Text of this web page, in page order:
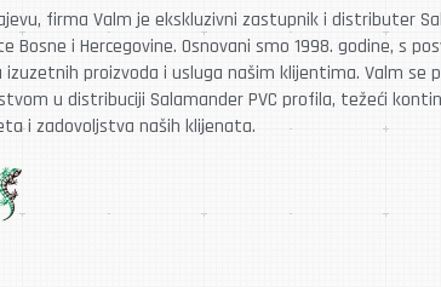
firma Valm je ekskluzivni zastupnik i distributer
Bosne i Hercegovine. Osnovani smo 1998. godine, s
proizvoda i usluga našim klijentima. Valm se
u distribuciji Salamander PVC profila, težeći
i zadovoljstva naših klijenata.